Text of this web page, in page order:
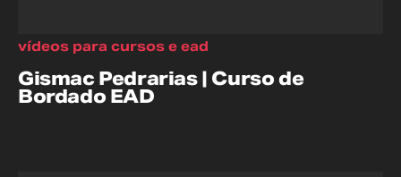
Gismac Pedrarias | Curso de
Bordado EAD
vídeos para cursos e ead